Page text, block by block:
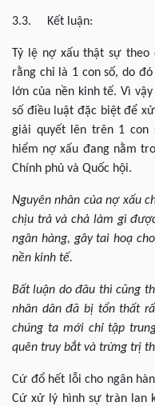
3.3. Kết luận:
Tỷ lệ nợ xấu thật sự theo
rằng chỉ là 1 con số, do
lớn của nền kinh tế. Vì
số điều luật đặc biệt để
giải quyết lên trên 1 con
hiểm nợ xấu đang nằm
Chính phủ và Quốc hội.
Nguyên nhân của nợ xấu
chịu trả và chả làm gì
ngân hàng, gây tai hoạ
nền kinh tế.
Bất luận do đâu thì cũng
nhân dân đã bị tổn thất
chúng ta mới chỉ tập
quên truy bắt và trừng trị
Cứ đổ hết lỗi cho ngân
Cứ xử lý hình sự tràn lan